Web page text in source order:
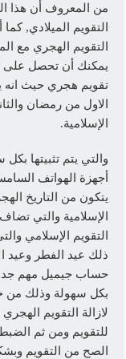
من المعروف أن هذا
التقويم الميلادي,
التقويم الهجري مع
يمكنك أن تحصل على
تقويم هجري حيث انه
الاول من رمضان
الإسلامية.
والتي يتم تثبيتها
أجهزة الهواتف
يتكون من التاريخ
الإسلامية والتي
التقويم الإسلامي
ذلك عيد الفطر وعيد
حساب جيميل مهم جدا
بكل سهولة وذلك من
لازالة التقويم
للتقويم ومن ثم الضبط
الصح من التقويم